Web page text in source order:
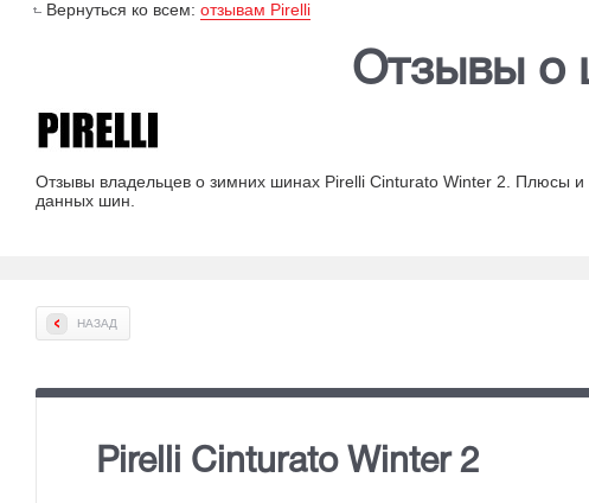
Вернуться ко всем: отзывам Pirelli
Отзывы о
Отзывы владельцев о зимних шинах Pirelli Cinturato Winter 2. Плюсы и
данных шин
НАЗАД
Pirelli Cinturato Winter 2